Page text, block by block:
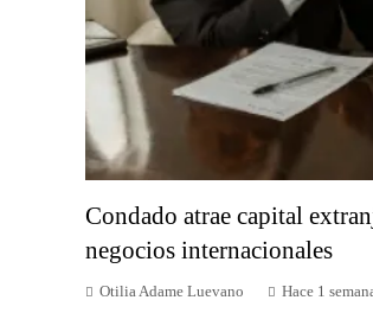
Condado atrae capital
negocios internacionales
Otilia Adame Luevano Hace 1